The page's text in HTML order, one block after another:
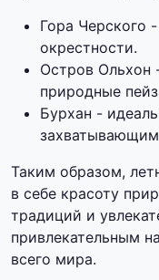
Гора Черского
окрестности.
Остров Ольхон
природные
Бурхан -
Таким образом,
в себе красоту
традиций и
привлекательным
всего мира.